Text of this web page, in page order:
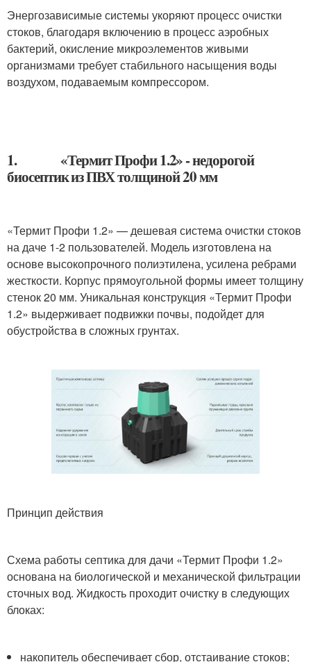
Энергозависимые системы укоряют процесс очистки
стоков, благодаря включению в процесс аэробных
бактерий, окисление микроэлементов живыми
организмами требует стабильного насыщения воды
воздухом, подаваемым компрессором.
1. «Термит Профи 1.2» - недорогой
биосептик из ПВХ толщиной 20 мм
«Термит Профи 1.2» — дешевая система очистки стоков
на даче 1-2 пользователей. Модель изготовлена на
основе высокопрочного полиэтилена, усилена ребрами
жесткости. Корпус прямоугольной формы имеет толщину
стенок 20 мм. Уникальная конструкция «Термит Профи
1.2» выдерживает подвижки почвы, подойдет для
обустройства в сложных грунтах.
Принцип действия
Схема работы септика для дачи «Термит Профи 1.2»
основана на биологической и механической фильтрации
сточных вод. Жидкость проходит очистку в следующих
блоках:
накопитель обеспечивает сбор, отстаивание стоков;